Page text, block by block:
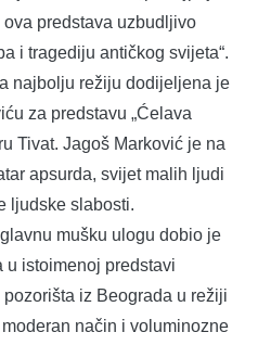
predstava uzbudljivo
i tragediju antičkog svijeta“.
najbolju režiju dodijeljena je
za predstavu „Ćelava
Tivat. Jagoš Marković je na
apsurda, svijet malih ljudi
ljudske slabosti.
mušku ulogu dobio je
u istoimenoj predstavi
iz Beograda u režiji
način i voluminozne